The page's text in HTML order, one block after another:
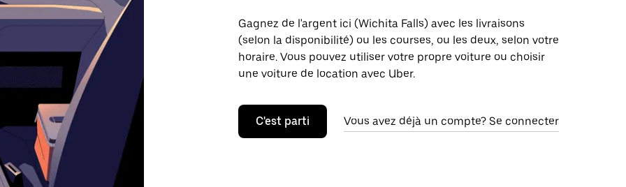
Gagnez de l'argent ici (Wichita Falls) avec les livraisons
(selon la disponibilité) ou les courses, ou les deux, selon votre
horaire. Vous pouvez utiliser votre propre voiture ou choisir
une voiture de location avec Uber.
C'est parti Vous avez déjà un compte? Se connecter